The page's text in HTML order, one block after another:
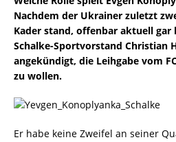
Nachdem der Ukrainer zuletzt
Kader stand, offenbar aktuell gar
Schalke-Sportvorstand Christian
angekündigt, die Leihgabe vom
zu wollen.
Er habe keine Zweifel an seiner